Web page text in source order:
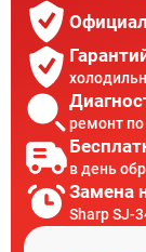
ремонт
в день
Замена
Sharp SJ-